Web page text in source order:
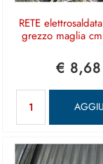
RETE
grezzo maglia
€ 8,68